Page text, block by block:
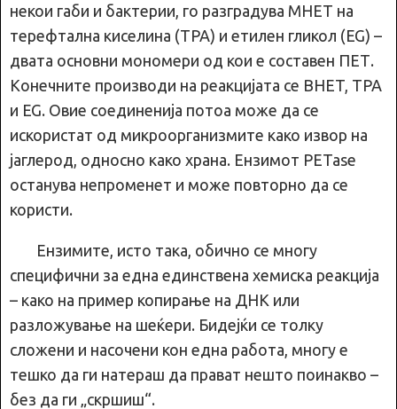
некои габи и бактерии, го разградува MHET на
терефтална киселина (TPA) и етилен гликол (EG) –
двата основни мономери од кои е составен ПЕТ.
Конечните производи на реакцијата се BHET, TPA
и EG. Овие соединенија потоа може да се
искористат од микроорганизмите како извор на
јаглерод, односно како храна. Ензимот PETase
останува непроменет и може повторно да се
користи.
Ензимите, исто така, обично се многу
специфични за една единствена хемиска реакција
– како на пример копирање на ДНК или
разложување на шеќери. Бидејќи се толку
сложени и насочени кон една работа, многу е
тешко да ги натераш да прават нешто поинакво –
без да ги „скршиш“.